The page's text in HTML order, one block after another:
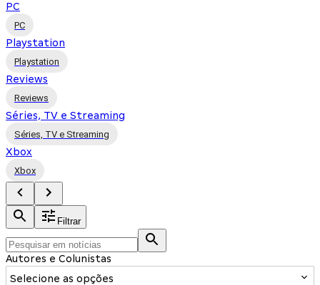
PC
PC
Playstation
Playstation
Reviews
Reviews
Séries, TV e Streaming
Séries, TV e Streaming
Xbox
Xbox
Filtrar
Autores e Colunistas
Selecione as opções